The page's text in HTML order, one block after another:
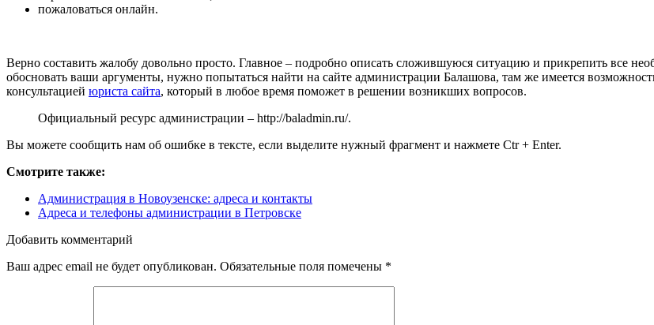
пожаловаться онлайн.
Верно составить жалобу довольно просто. Главное – подробно описать сложившуюся ситуацию и прикрепить все
обосновать ваши аргументы, нужно попытаться найти на сайте администрации Балашова, там же имеется
консультацией юриста сайта, который в любое время поможет в решении возникших вопросов.
Официальный ресурс администрации – http://baladmin.ru/.
Вы можете сообщить нам об ошибке в тексте, если выделите нужный фрагмент и нажмете Ctr + Enter.
Смотрите также:
Администрация в Новоузенске: адреса и контакты
Адреса и телефоны администрации в Петровске
Добавить комментарий
Ваш адрес email не будет опубликован. Обязательные поля помечены *